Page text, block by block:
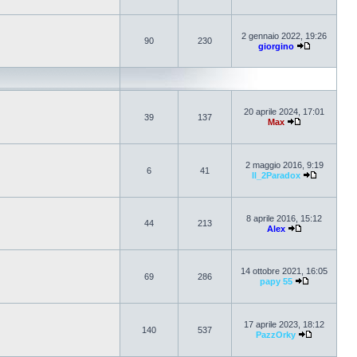
90 230
2 gennaio 2022, 19:26
giorgino
39 137
20 aprile 2024, 17:01
Max
6 41
2 maggio 2016, 9:19
Il_2Paradox
44 213
8 aprile 2016, 15:12
Alex
69 286
14 ottobre 2021, 16:05
papy 55
140 537
17 aprile 2023, 18:12
PazzOrky